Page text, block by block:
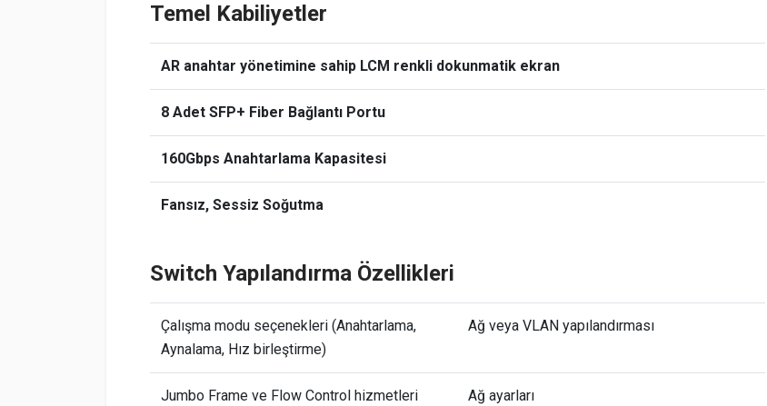
Temel Kabiliyetler
AR anahtar yönetimine sahip LCM renkli dokunmatik ekran
8 Adet SFP+ Fiber Bağlantı Portu
160Gbps Anahtarlama Kapasitesi
Fansız, Sessiz Soğutma
Switch Yapılandırma Özellikleri
Çalışma modu seçenekleri (Anahtarlama,
Aynalama, Hız birleştirme)
Ağ veya VLAN yapılandırması
Jumbo Frame ve Flow Control hizmetleri Ağ ayarları